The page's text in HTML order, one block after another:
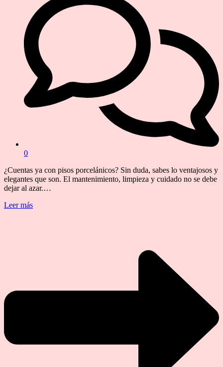
0
¿Cuentas ya con pisos porcelánicos? Sin duda, sabes lo ventajosos y
elegantes que son. El mantenimiento, limpieza y cuidado no se debe
dejar al azar.…
Leer más